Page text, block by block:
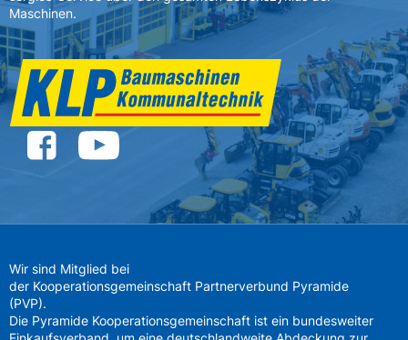
Maschinen.
Wir sind Mitglied bei
der Kooperationsgemeinschaft Partnerverbund Pyramide
(PVP).
Die Pyramide Kooperationsgemeinschaft ist ein bundesweiter